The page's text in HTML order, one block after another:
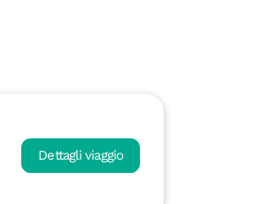
Dettagli viaggio